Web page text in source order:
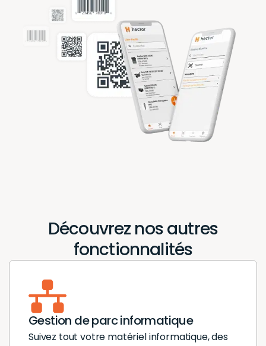
Découvrez nos autres
fonctionnalités
Gestion de parc informatique
Suivez tout votre matériel informatique, des